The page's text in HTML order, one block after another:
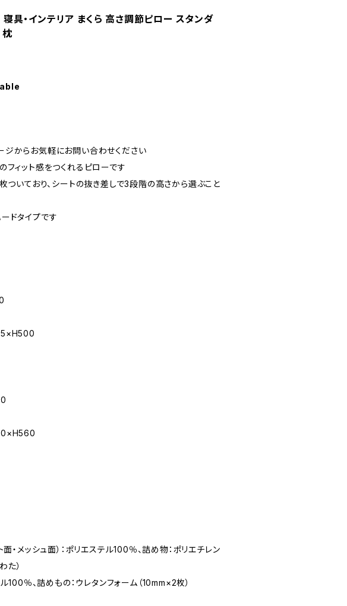
具・インテリア まくら 高さ調節ピロー スタンダ
枕
からお気軽にお問い合わせください
ィット感をつくれるピローです
いており、シートの抜き差しで3段階の高さから選ぶこと
ドタイプです
・メッシュ面）：ポリエステル100％、詰め物：ポリエチレン
た）
100％、詰めもの：ウレタンフォーム（10mm×2枚）